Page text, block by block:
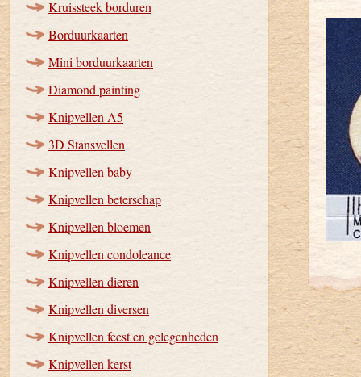
Kruissteek borduren
Borduurkaarten
Mini borduurkaarten
Diamond painting
Knipvellen A5
3D Stansvellen
Knipvellen baby
Knipvellen beterschap
Knipvellen bloemen
Knipvellen condoleance
Knipvellen dieren
Knipvellen diversen
Knipvellen feest en gelegenheden
Knipvellen kerst